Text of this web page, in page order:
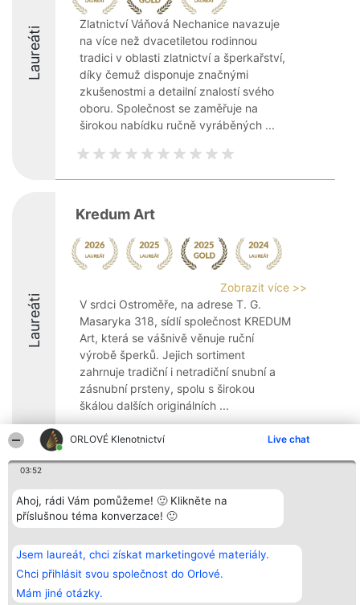
ORLOVÉ Klenotnictví Live chat
03:52
Ahoj, rádi Vám pomůžeme! 🙂 Klikněte na
příslušnou téma konverzace! 🙂
Jsem laureát, chci získat marketingové materiály.
Chci přihlásit svou společnost do Orlové.
Mám jiné otázky.
Laureáti
Zlatnictví Váňová Nechanice navazuje
na více než dvacetiletou rodinnou
tradici v oblasti zlatnictví a šperkařství,
díky čemuž disponuje značnými
zkušenostmi a detailní znalostí svého
oboru. Společnost se zaměřuje na
širokou nabídku ručně vyráběných ...
Laureáti
Kredum Art
Zobrazit více >>
V srdci Ostroměře, na adrese T. G.
Masaryka 318, sídlí společnost KREDUM
Art, která se vášnivě věnuje ruční
výrobě šperků. Jejich sortiment
zahrnuje tradiční i netradiční snubní a
zásnubní prsteny, spolu s širokou
škálou dalších originálních ...
10
Organizátor hlasování
Bright Side Solutions sp. z o.
o. sp. k.
ul. Ruska 22
KRS 0000749100 | Regon
381313360 | NIP 8943132676
Plebiscyt
Vítězové
Seznam všech
laureátů
Pravidla
ochrany
Kontakt